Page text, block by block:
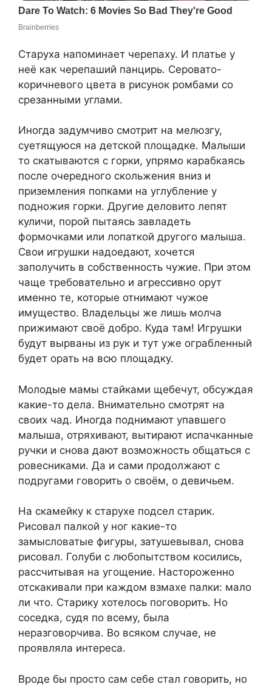
Старуха напоминает черепаху. И платье у
неё как черепаший панцирь. Серовато-
коричневого цвета в рисунок ромбами со
срезанными углами.
Иногда задумчиво смотрит на мелюзгу,
суетящуюся на детской площадке. Малыши
то скатываются с горки, упрямо карабкаясь
после очередного скольжения вниз и
приземления попками на углубление у
подножия горки. Другие деловито лепят
куличи, порой пытаясь завладеть
формочками или лопаткой другого малыша.
Свои игрушки надоедают, хочется
заполучить в собственность чужие. При этом
чаще требовательно и агрессивно орут
именно те, которые отнимают чужое
имущество. Владельцы же лишь молча
прижимают своё добро. Куда там! Игрушки
будут вырваны из рук и тут уже ограбленный
будет орать на всю площадку.
Молодые мамы стайками щебечут, обсуждая
какие-то дела. Внимательно смотрят на
своих чад. Иногда поднимают упавшего
малыша, отряхивают, вытирают испачканные
ручки и снова дают возможность общаться с
ровесниками. Да и сами продолжают с
подругами говорить о своём, о девичьем.
На скамейку к старухе подсел старик.
Рисовал палкой у ног какие-то
замысловатые фигуры, затушевывал, снова
рисовал. Голуби с любопытством косились,
рассчитывая на угощение. Настороженно
отскакивали при каждом взмахе палки: мало
ли что. Старику хотелось поговорить. Но
соседка, судя по всему, была
неразговорчива. Во всяком случае, не
проявляла интереса.
Вроде бы просто сам себе стал говорить, но